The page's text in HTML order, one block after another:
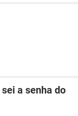
a senha do